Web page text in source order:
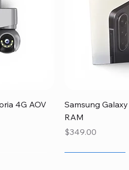
4G AOV
Samsung
RAM
Precio
$349.00